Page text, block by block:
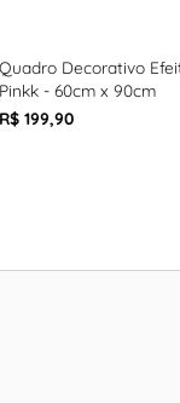
Quadro Decorativo
Pinkk - 60cm x 90cm
R$ 199,90